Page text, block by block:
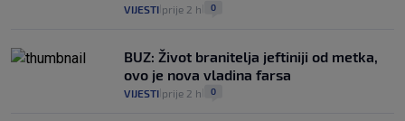
VIJESTI prije 2 h 0
BUZ: Život branitelja jeftiniji od metka,
ovo je nova vladina farsa
VIJESTI prije 2 h 0